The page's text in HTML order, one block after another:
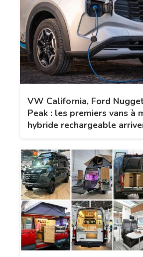
VW California, Ford
Peak : les premiers vans à
hybride rechargeable